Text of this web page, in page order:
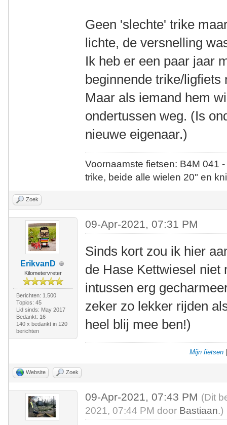
Geen 'slechte' trike
lichte, de versnelling
Ik heb er een paar jaar
beginnende trike/ligfiets
Maar als iemand hem
ondertussen weg. (Is
nieuwe eigenaar.)
Voornaamste fietsen: B4M
trike, beide alle wielen 20" en
Zoek
ErikvanD
Kilometervreter
Berichten: 1.500
Topics: 45
Lid sinds: May 2017
Bedankt: 16
140 x bedankt in 120
berichten
09-Apr-2021, 07:31 PM
Sinds kort zou ik hier
de Hase Kettwiesel niet
intussen erg
zeker zo lekker rijden
heel blij mee ben!)
Mijn fietsen
Website Zoek
09-Apr-2021, 07:43 PM (Dit
2021, 07:44 PM door Bastiaan.)